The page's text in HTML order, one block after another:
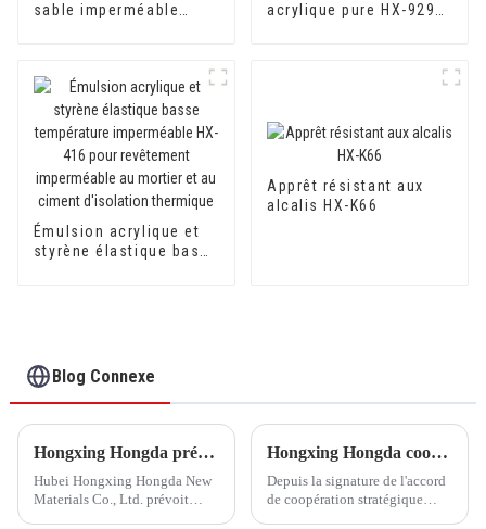
sable imperméable
acrylique pure HX-929
Émulsion acrylique et
styrène élastique basse
thermique
Apprêt résistant aux
alcalis HX-K66
Blog Connexe
Hongxing Hongda prévoit d'investir 1,6 milliard de yuans pour construire une nouvelle usine de production d'émulsion d'une capacité de production de 510 000 tonnes par an.
Hubei Hongxing Hongda New
Materials Co., Ltd. prévoit
Hongxing Hongda coopère avec Keshun Waterproof Technology Co., Ltd pour apporter un nouvel avenir à l'industrie
Depuis la signature de l'accord
de coopération stratégique